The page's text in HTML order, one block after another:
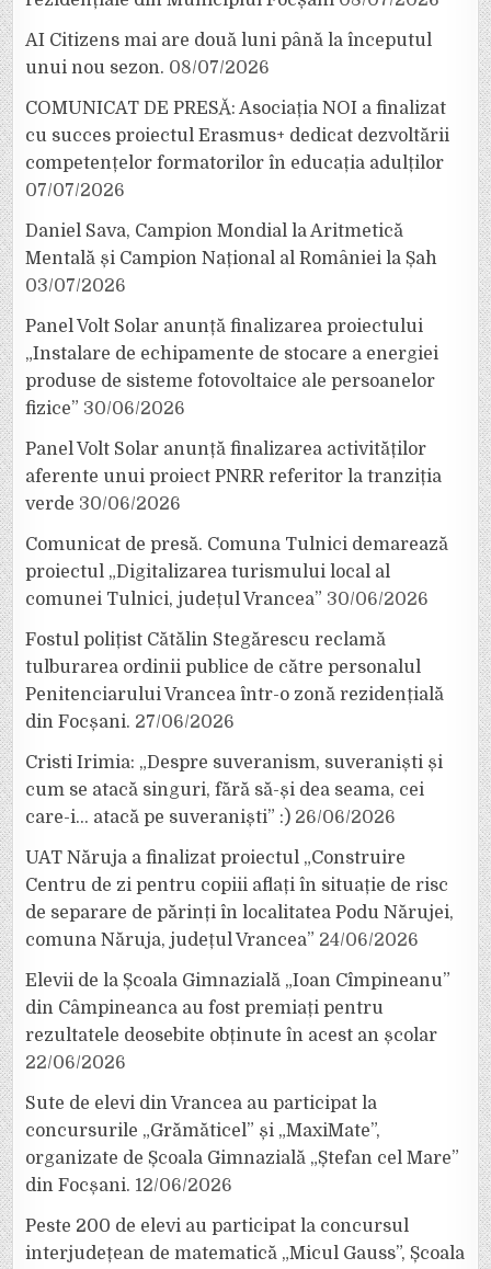
AI Citizens mai are două luni până la începutul
unui nou sezon. 08/07/2026
COMUNICAT DE PRESĂ: Asociația NOI a finalizat
cu succes proiectul Erasmus+ dedicat dezvoltării
competențelor formatorilor în educația adulților
07/07/2026
Daniel Sava, Campion Mondial la Aritmetică
Mentală și Campion Național al României la Șah
03/07/2026
Panel Volt Solar anunță finalizarea proiectului
„Instalare de echipamente de stocare a energiei
produse de sisteme fotovoltaice ale persoanelor
fizice” 30/06/2026
Panel Volt Solar anunță finalizarea activităților
aferente unui proiect PNRR referitor la tranziția
verde 30/06/2026
Comunicat de presă. Comuna Tulnici demarează
proiectul „Digitalizarea turismului local al
comunei Tulnici, județul Vrancea” 30/06/2026
Fostul polițist Cătălin Stegărescu reclamă
tulburarea ordinii publice de către personalul
Penitenciarului Vrancea într-o zonă rezidențială
din Focșani. 27/06/2026
Cristi Irimia: „Despre suveranism, suveraniști și
cum se atacă singuri, fără să-și dea seama, cei
care-i… atacă pe suveraniști” :) 26/06/2026
UAT Năruja a finalizat proiectul „Construire
Centru de zi pentru copiii aflați în situație de risc
de separare de părinți în localitatea Podu Nărujei,
comuna Năruja, județul Vrancea” 24/06/2026
Elevii de la Școala Gimnazială „Ioan Cîmpineanu”
din Câmpineanca au fost premiați pentru
rezultatele deosebite obținute în acest an școlar
22/06/2026
Sute de elevi din Vrancea au participat la
concursurile „Grămăticel” și „MaxiMate”,
organizate de Școala Gimnazială „Ștefan cel Mare”
din Focșani. 12/06/2026
Peste 200 de elevi au participat la concursul
interjudețean de matematică „Micul Gauss”, Școala